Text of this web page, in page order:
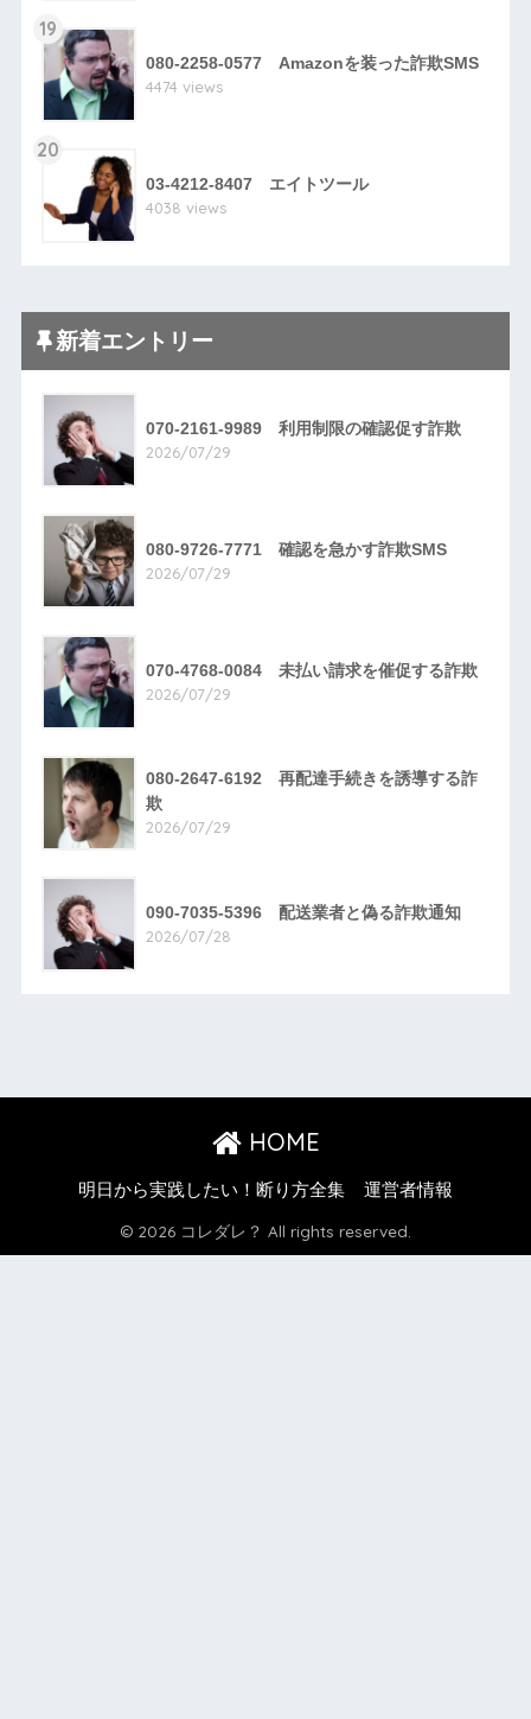
19
080-2258-0577 Amazonを装った詐欺SMS
4474 views
20
03-4212-8407 エイトツール
4038 views
新着エントリー
070-2161-9989 利用制限の確認促す詐欺
2026/07/29
080-9726-7771 確認を急かす詐欺SMS
2026/07/29
070-4768-0084 未払い請求を催促する詐欺
2026/07/29
080-2647-6192 再配達手続きを誘導する詐
欺
2026/07/29
090-7035-5396 配送業者と偽る詐欺通知
2026/07/28
HOME
明日から実践したい！断り方全集 運営者情報
© 2026 コレダレ？ All rights reserved.